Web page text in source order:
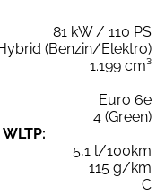
81 kW / 110 PS
(Benzin/Elektro)
1.199 cm³
Euro 6e
4 (Green)
5,1 l/100km
115 g/km
C